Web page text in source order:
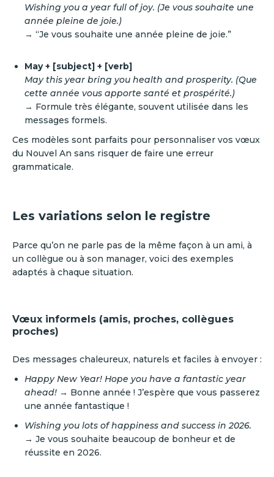
Wishing you a year full of joy. (Je vous souhaite une
année pleine de joie.)
→ “Je vous souhaite une année pleine de joie.”
May + [subject] + [verb]
May this year bring you health and prosperity. (Que
cette année vous apporte santé et prospérité.)
→ Formule très élégante, souvent utilisée dans les
messages formels.
Ces modèles sont parfaits pour personnaliser vos vœux
du Nouvel An sans risquer de faire une erreur
grammaticale.
Les variations selon le registre
Parce qu’on ne parle pas de la même façon à un ami, à
un collègue ou à son manager, voici des exemples
adaptés à chaque situation.
Vœux informels (amis, proches, collègues
proches)
Des messages chaleureux, naturels et faciles à envoyer :
Happy New Year! Hope you have a fantastic year
ahead! → Bonne année ! J’espère que vous passerez
une année fantastique !
Wishing you lots of happiness and success in 2026.
→ Je vous souhaite beaucoup de bonheur et de
réussite en 2026.